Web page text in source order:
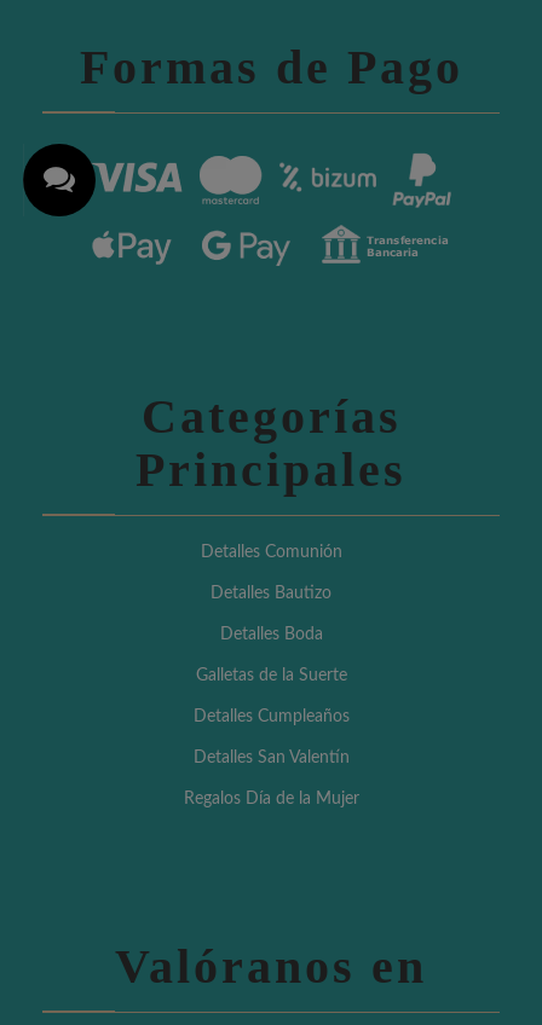
Formas de Pago
Categorías
Principales
Detalles Comunión
Detalles Bautizo
Detalles Boda
Galletas de la Suerte
Detalles Cumpleaños
Detalles San Valentín
Regalos Día de la Mujer
Valóranos en